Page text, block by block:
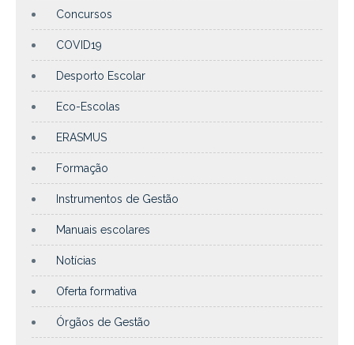
Concursos
COVID19
Desporto Escolar
Eco-Escolas
ERASMUS
Formação
Instrumentos de Gestão
Manuais escolares
Notícias
Oferta formativa
Órgãos de Gestão